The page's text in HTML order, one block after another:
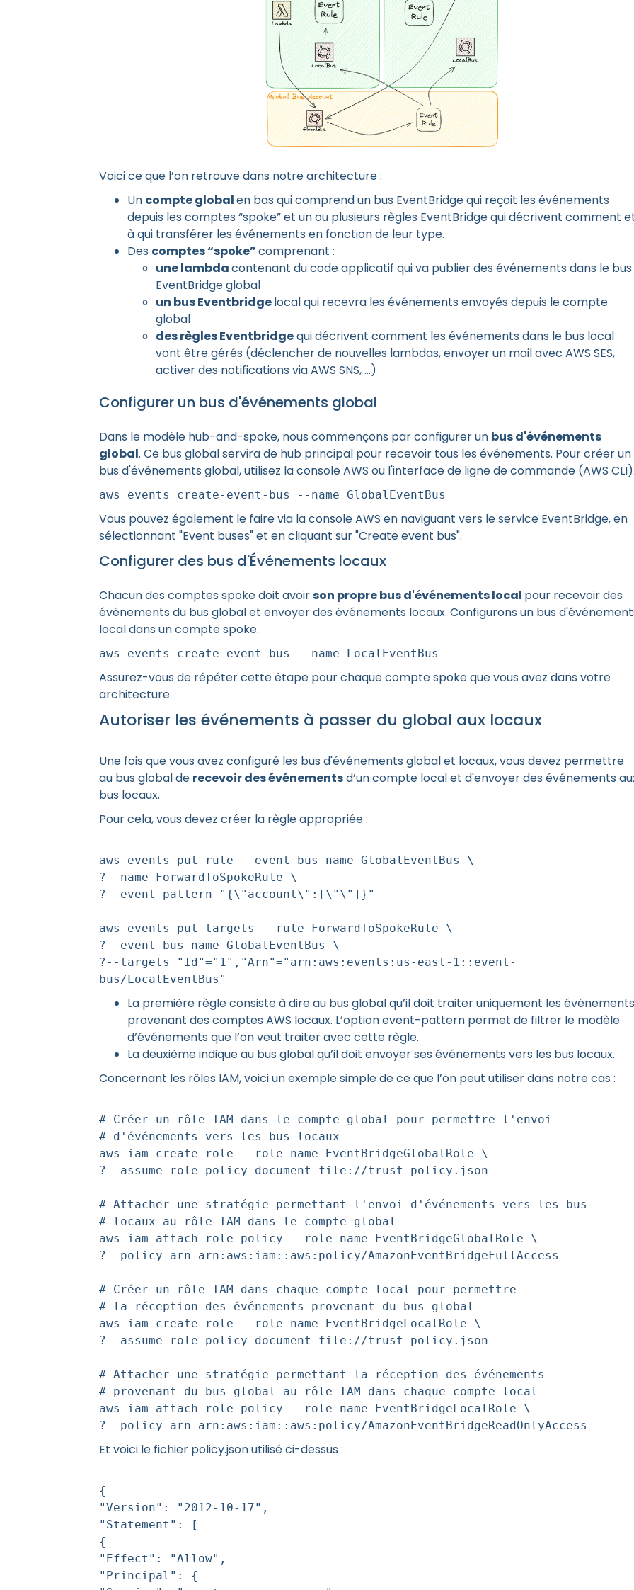
Voici ce que l’on retrouve dans notre architecture :
Un compte globalen bas qui comprend un bus EventBridge qui reçoit les événements
depuis les comptes “spoke” et un ou plusieurs règles EventBridge qui décrivent comment
à qui transférer les événements en fonction de leur type.
Des comptes “spoke”comprenant :
une lambdacontenant du code applicatif qui va publier des événements dans le bus
EventBridge global
un bus Eventbridgelocal qui recevra les événements envoyés depuis le compte
global
des règles Eventbridgequi décrivent comment les événements dans le bus local
vont être gérés (déclencher de nouvelles lambdas, envoyer un mail avec AWS SES,
activer des notifications via AWS SNS, …)
Configurer un bus d'événements global
Dans le modèle hub-and-spoke, nous commençons par configurer un bus d'événements
global. Ce bus global servira de hub principal pour recevoir tous les événements. Pour créer un
bus d'événements global, utilisez la console AWS ou l'interface de ligne de commande (AWS
aws events create-event-bus --name GlobalEventBus
Vous pouvez également le faire via la console AWS en naviguant vers le service EventBridge, en
sélectionnant "Event buses" et en cliquant sur "Create event bus".
Configurer des bus d'Événements locaux
Chacun des comptes spoke doit avoirson propre bus d'événements local pour recevoir des
événements du bus global et envoyer des événements locaux. Configurons un bus
local dans un compte spoke.
aws events create-event-bus --name LocalEventBus
Assurez-vous de répéter cette étape pour chaque compte spoke que vous avez dans votre
architecture.
Autoriser les événements à passer du global aux locaux
Une fois que vous avez configuré les bus d'événements global et locaux, vous devez permettre
au bus global de recevoir des événementsd’un compte local et d'envoyer des événements
bus locaux.
Pour cela, vous devez créer la règle appropriée :
aws events put-rule --event-bus-name GlobalEventBus \
?--name ForwardToSpokeRule \
?--event-pattern "{\"account\":[\"\"]}"
aws events put-targets --rule ForwardToSpokeRule \
?--event-bus-name GlobalEventBus \
?--targets "Id"="1","Arn"="arn:aws:events:us-east-1::event-
bus/LocalEventBus"
La première règle consiste à dire au bus global qu’il doit traiter uniquement les événements
provenant des comptes AWS locaux. L’option event-pattern permet de filtrer le modèle
d’événements que l’on veut traiter avec cette règle.
La deuxième indique au bus global qu’il doit envoyer ses événements vers les bus locaux.
Concernant les rôles IAM, voici un exemple simple de ce que l’on peut utiliser dans notre cas :
# Créer un rôle IAM dans le compte global pour permettre l'envoi
# d'événements vers les bus locaux
aws iam create-role --role-name EventBridgeGlobalRole \
?--assume-role-policy-document file://trust-policy.json
# Attacher une stratégie permettant l'envoi d'événements vers les bus
# locaux au rôle IAM dans le compte global
aws iam attach-role-policy --role-name EventBridgeGlobalRole \
?--policy-arn arn:aws:iam::aws:policy/AmazonEventBridgeFullAccess
# Créer un rôle IAM dans chaque compte local pour permettre
# la réception des événements provenant du bus global
aws iam create-role --role-name EventBridgeLocalRole \
?--assume-role-policy-document file://trust-policy.json
# Attacher une stratégie permettant la réception des événements
# provenant du bus global au rôle IAM dans chaque compte local
aws iam attach-role-policy --role-name EventBridgeLocalRole \
?--policy-arn arn:aws:iam::aws:policy/AmazonEventBridgeReadOnlyAccess
Et voici le fichier policy.json utilisé ci-dessus :
{
"Version": "2012-10-17",
"Statement": [
{
"Effect": "Allow",
"Principal": {